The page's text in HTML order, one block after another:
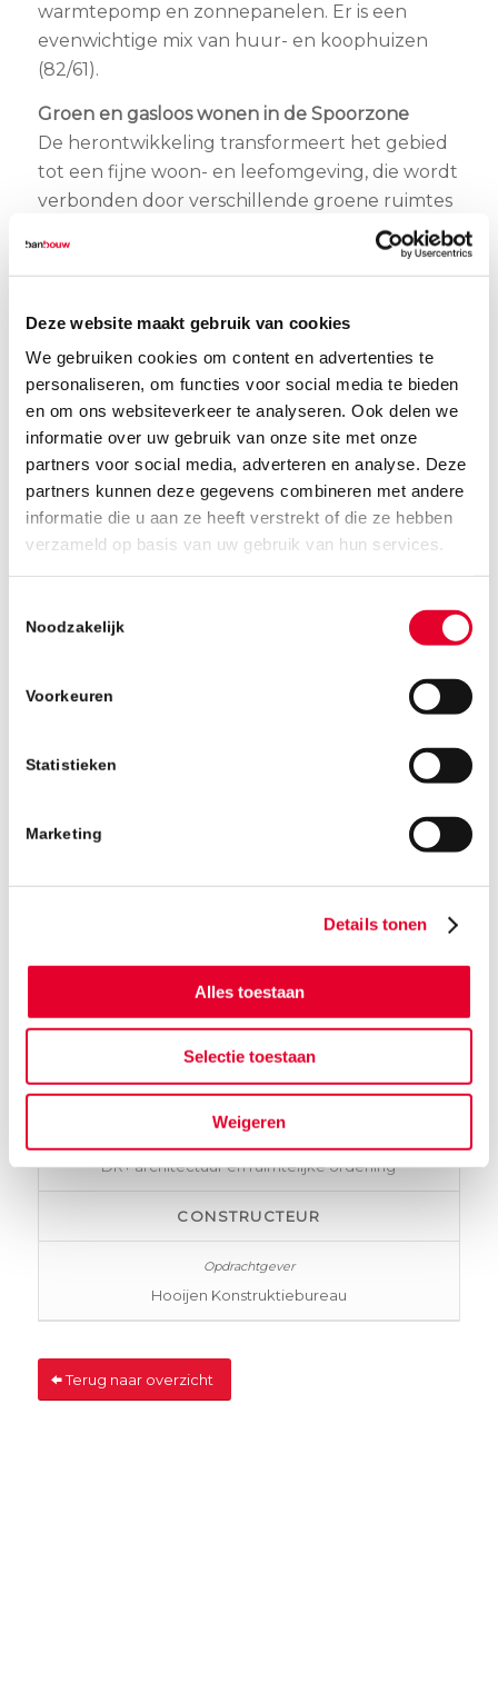
Deze website maakt gebruik van cookies
We gebruiken cookies om content en advertenties te
personaliseren, om functies voor social media te bieden
en om ons websiteverkeer te analyseren. Ook delen we
informatie over uw gebruik van onze site met onze
partners voor social media, adverteren en analyse. Deze
partners kunnen deze gegevens combineren met andere
informatie die u aan ze heeft verstrekt of die ze hebben
verzameld op basis van uw gebruik van hun services.
Noodzakelijk
Voorkeuren
Statistieken
Marketing
Details tonen
Alles toestaan
Selectie toestaan
Weigeren
warmtepomp en zonnepanelen. Er is een
evenwichtige mix van huur- en koophuizen
(82/61).
Groen en gasloos wonen in de Spoorzone
De herontwikkeling transformeert het gebied
tot een fijne woon- en leefomgeving, die wordt
verbonden door verschillende groene ruimtes
en een nieuw park. Diverse woningen krijgen
versterkt de levendigheid van de buurt. Ook
gerealiseerd tussen de Enschotsestraat en de
Rozenstraat. Architectonisch is er een
verwijzing gemaakt naar de oorspronkelijke
fabrieksgebouwen.
Naar verwachting wordt in januari gestart met
ARCHITECT
DR+ architectuur en ruimtelijke ordening
CONSTRUCTEUR
Hooijen Konstruktiebureau
Terug naar overzicht